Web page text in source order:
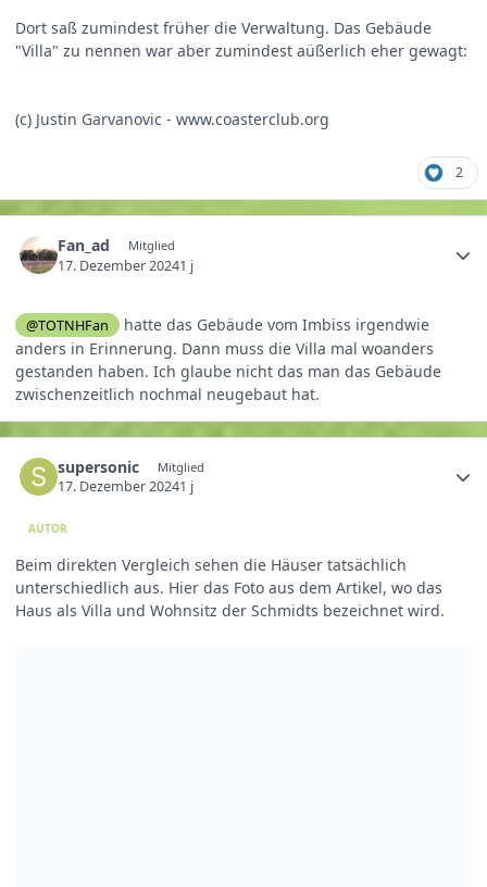
Dort saß zumindest früher die Verwaltung. Das Gebäude
"Villa" zu nennen war aber zumindest aüßerlich eher gewagt:
(c) Justin Garvanovic - www.coasterclub.org
2
Fan_ad Mitglied
17. Dezember 20241 j
@TOTNHFan
hatte das Gebäude vom Imbiss irgendwie
anders in Erinnerung. Dann muss die Villa mal woanders
gestanden haben. Ich glaube nicht das man das Gebäude
zwischenzeitlich nochmal neugebaut hat.
supersonic Mitglied
17. Dezember 20241 j
AUTOR
Beim direkten Vergleich sehen die Häuser tatsächlich
unterschiedlich aus. Hier das Foto aus dem Artikel, wo das
Haus als Villa und Wohnsitz der Schmidts bezeichnet wird.